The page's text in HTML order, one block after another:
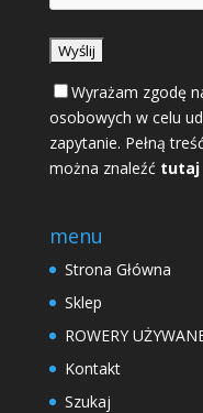
Wyrażam zgodę
osobowych w celu
zapytanie. Pełną
można znaleźć tutaj
menu
Strona Główna
Sklep
ROWERY
Kontakt
Szukaj